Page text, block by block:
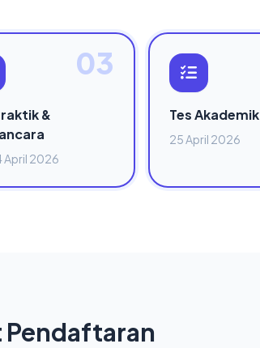
03
&
April 2026
Tes Akademik
25 April 2026
Pendaftaran